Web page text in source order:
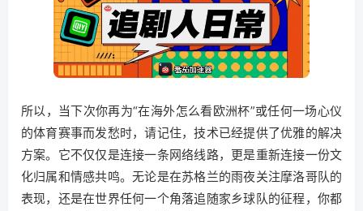
所以，当下次你再为“在海外怎么看欧洲杯”或任何一场心仪
的体育赛事而发愁时，请记住，技术已经提供了优雅的解决
方案。它不仅仅是连接一条网络线路，更是重新连接一份文
化归属和情感共鸣。无论是在苏格兰的雨夜关注摩洛哥队的
表现，还是在世界任何一个角落追随家乡球队的征程，你都